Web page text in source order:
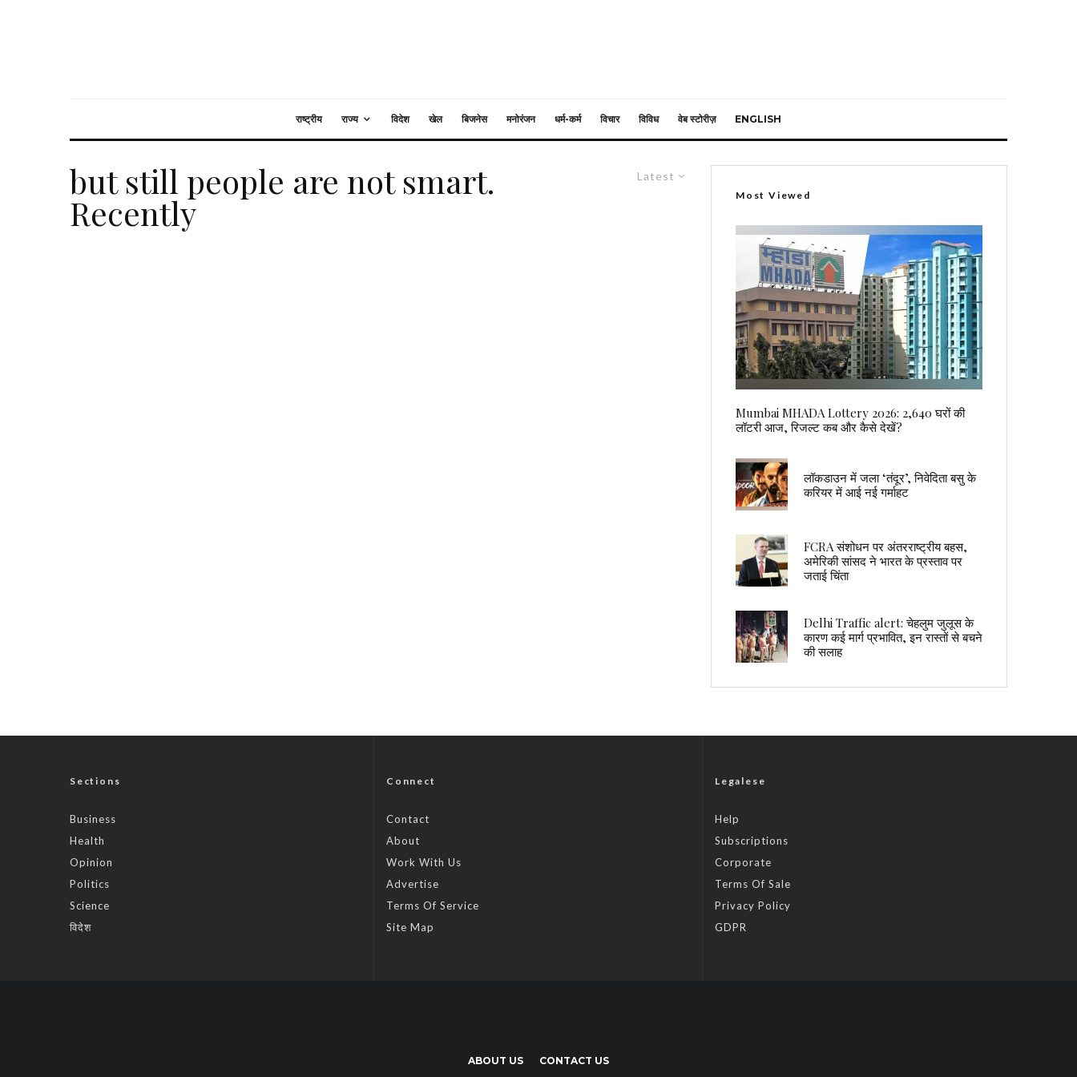
राष्ट्रीय राज्य विदेश खेल बिजनेस मनोरंजन धर्म-कर्म विचार विविध वेब स्टोरीज़ ENGLISH
Latest
but still people are not smart.
Recently Most Viewed
Mumbai MHADA Lottery 2026: 2,640 घरों की
लॉटरी आज, रिजल्ट कब और कैसे देखें?
लॉकडाउन में जला ‘तंदूर’, निवेदिता बसु के
करियर में आई नई गर्माहट
FCRA संशोधन पर अंतरराष्ट्रीय बहस,
अमेरिकी सांसद ने भारत के प्रस्ताव पर
जताई चिंता
Delhi Traffic alert: चेहलुम जुलूस के
कारण कई मार्ग प्रभावित, इन रास्तों से बचने
की सलाह
Sections
Business
Health
Opinion
Politics
Science
विदेश
Connect
Contact
About
Work With Us
Advertise
Terms Of Service
Site Map
Legalese
Help
Subscriptions
Corporate
Terms Of Sale
Privacy Policy
GDPR
ABOUT US CONTACT US